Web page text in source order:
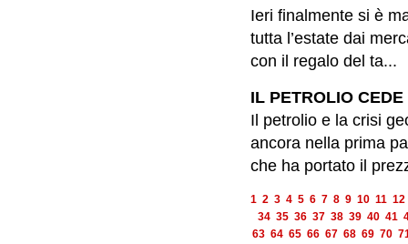
Ieri finalmente si è
tutta l’estate dai
con il regalo del ta...
IL PETROLIO
Il petrolio e la crisi
ancora nella prima
che ha portato il
1 2 3 4 5 6 7 8 9 10 11 12
34 35 36 37 38 39 40 41
63 64 65 66 67 68 69 70